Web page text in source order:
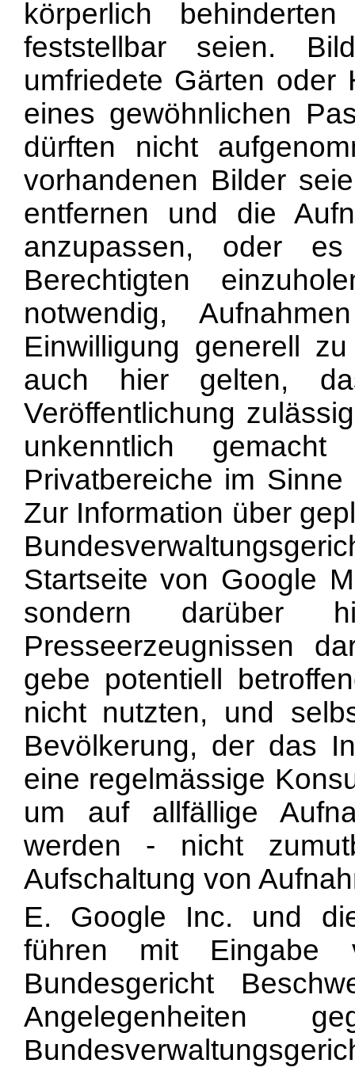
körperlich
feststellbar seien.
umfriedete Gärten oder
eines gewöhnlichen
dürften nicht
vorhandenen Bilder
entfernen und die
anzupassen, oder
Berechtigten
notwendig,
Einwilligung generell
auch hier gelten,
Veröffentlichung
unkenntlich
Privatbereiche im
Zur Information über
Startseite von Google
sondern darüber
Presseerzeugnissen
gebe potentiell
nicht nutzten, und
Bevölkerung, der das
eine regelmässige
um auf allfällige
werden - nicht
Aufschaltung von
E. Google Inc. und
führen mit
Bundesgericht